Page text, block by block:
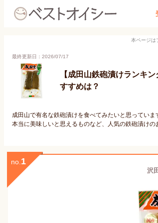
本ページは
最終更新日：2026/07/17
【成田山鉄砲漬けランキ
すすめは？
成田山で有名な鉄砲漬けを食べてみたいと思ってい
本当に美味しいと思えるものなど、人気の鉄砲漬けの
no. 1
沢